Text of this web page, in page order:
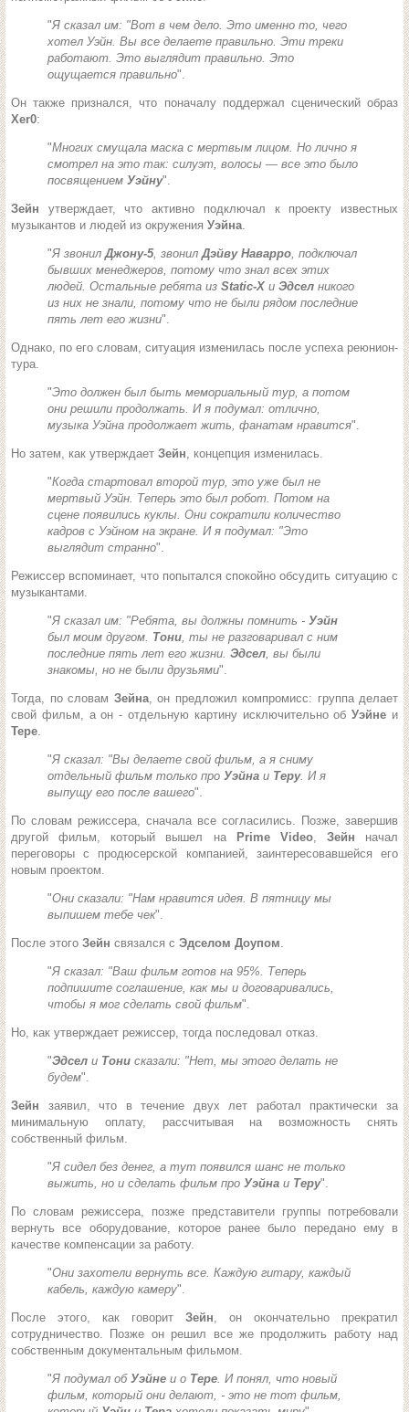
"Я сказал им: "Вот в чем дело. Это именно то, чего
хотел Уэйн. Вы все делаете правильно. Эти треки
работают. Это выглядит правильно. Это
ощущается правильно".
Он также признался, что поначалу поддержал сценический образ
Xer0:
"Многих смущала маска с мертвым лицом. Но лично я
смотрел на это так: силуэт, волосы — все это было
посвящением Уэйну".
Зейн утверждает, что активно подключал к проекту известных
музыкантов и людей из окружения Уэйна.
"Я звонилДжону-5, звонилДэйву Наварро, подключал
бывших менеджеров, потому что знал всех этих
людей. Остальные ребята из Static-X и Эдсел никого
из них не знали, потому что не были рядом последние
пять лет его жизни".
Однако, по его словам, ситуация изменилась после успеха реюнион-
тура.
"Это должен был быть мемориальный тур, а потом
они решили продолжать. И я подумал: отлично,
музыка Уэйна продолжает жить, фанатам нравится".
Но затем, как утверждает Зейн, концепция изменилась.
"Когда стартовал второй тур, это уже был не
мертвый Уэйн. Теперь это был робот. Потом на
сцене появились куклы. Они сократили количество
кадров с Уэйном на экране. И я подумал: "Это
выглядит странно".
Режиссер вспоминает, что попытался спокойно обсудить ситуацию с
музыкантами.
"Я сказал им: "Ребята, вы должны помнить - Уэйн
был моим другом. Тони, ты не разговаривал с ним
последние пять лет его жизни. Эдсел, вы были
знакомы, но не были друзьями".
Тогда, по словам Зейна, он предложил компромисс: группа делает
свой фильм, а он - отдельную картину исключительно обУэйне и
Тере.
"Я сказал: "Вы делаете свой фильм, а я сниму
отдельный фильм только про Уэйна и Теру. И я
выпущу его после вашего".
По словам режиссера, сначала все согласились. Позже, завершив
другой фильм, который вышел на
Prime Video, Зейн начал
переговоры с продюсерской компанией, заинтересовавшейся его
новым проектом.
"Они сказали: "Нам нравится идея. В пятницу мы
выпишем тебе чек".
После этого Зейн связался с Эдселом Доупом.
"Я сказал: "Ваш фильм готов на 95%. Теперь
подпишите соглашение, как мы и договаривались,
чтобы я мог сделать свой фильм".
Но, как утверждает режиссер, тогда последовал отказ.
"Эдсел и Тони сказали: "Нет, мы этого делать не
будем".
Зейн заявил, что в течение двух лет работал практически за
минимальную оплату, рассчитывая на возможность снять
собственный фильм.
"Я сидел без денег, а тут появился шанс не только
выжить, но и сделать фильм про Уэйна и Теру".
По словам режиссера, позже представители группы потребовали
вернуть все оборудование, которое ранее было передано ему в
качестве компенсации за работу.
"Они захотели вернуть все. Каждую гитару, каждый
кабель, каждую камеру".
После этого, как говорит Зейн, он окончательно прекратил
сотрудничество. Позже он решил все же продолжить работу над
собственным документальным фильмом.
"Я подумал об Уэйне и о Тере. И понял, что новый
фильм, который они делают, - это не тот фильм,